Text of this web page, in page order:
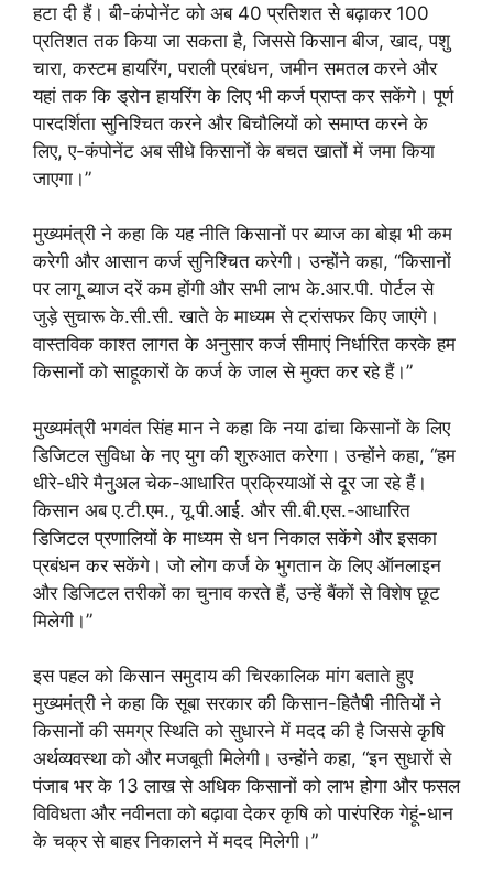
हटा दी हैं। बी-कंपोनेंट को अब 40 प्रतिशत से बढ़ाकर 100
प्रतिशत तक किया जा सकता है, जिससे किसान बीज, खाद, पशु
चारा, कस्टम हायरिंग, पराली प्रबंधन, जमीन समतल करने और
यहां तक कि ड्रोन हायरिंग के लिए भी कर्ज प्राप्त कर सकेंगे। पूर्ण
पारदर्शिता सुनिश्चित करने और बिचौलियों को समाप्त करने के
लिए, ए-कंपोनेंट अब सीधे किसानों के बचत खातों में जमा किया
जाएगा।”
मुख्यमंत्री ने कहा कि यह नीति किसानों पर ब्याज का बोझ भी कम
करेगी और आसान कर्ज सुनिश्चित करेगी। उन्होंने कहा, “किसानों
पर लागू ब्याज दरें कम होंगी और सभी लाभ के.आर.पी. पोर्टल से
जुड़े सुचारू के.सी.सी. खाते के माध्यम से ट्रांसफर किए जाएंगे।
वास्तविक काश्त लागत के अनुसार कर्ज सीमाएं निर्धारित करके हम
किसानों को साहूकारों के कर्ज के जाल से मुक्त कर रहे हैं।”
मुख्यमंत्री भगवंत सिंह मान ने कहा कि नया ढांचा किसानों के लिए
डिजिटल सुविधा के नए युग की शुरुआत करेगा। उन्होंने कहा, “हम
धीरे-धीरे मैनुअल चेक-आधारित प्रक्रियाओं से दूर जा रहे हैं।
किसान अब ए.टी.एम., यू.पी.आई. और सी.बी.एस.-आधारित
डिजिटल प्रणालियों के माध्यम से धन निकाल सकेंगे और इसका
प्रबंधन कर सकेंगे। जो लोग कर्ज के भुगतान के लिए ऑनलाइन
और डिजिटल तरीकों का चुनाव करते हैं, उन्हें बैंकों से विशेष छूट
मिलेगी।”
इस पहल को किसान समुदाय की चिरकालिक मांग बताते हुए
मुख्यमंत्री ने कहा कि सूबा सरकार की किसान-हितैषी नीतियों ने
किसानों की समग्र स्थिति को सुधारने में मदद की है जिससे कृषि
अर्थव्यवस्था को और मजबूती मिलेगी। उन्होंने कहा, “इन सुधारों से
पंजाब भर के 13 लाख से अधिक किसानों को लाभ होगा और फसल
विविधता और नवीनता को बढ़ावा देकर कृषि को पारंपरिक गेहूं-धान
के चक्र से बाहर निकालने में मदद मिलेगी।”